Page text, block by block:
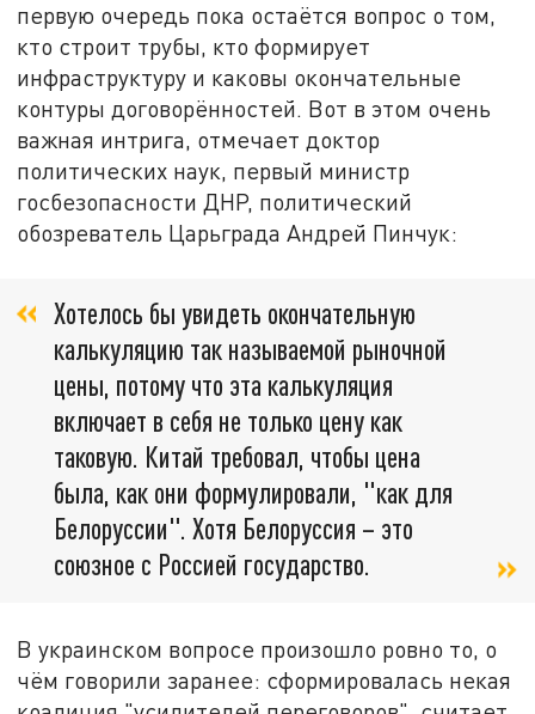
первую очередь пока остаётся вопрос о том,
кто строит трубы, кто формирует
инфраструктуру и каковы окончательные
контуры договорённостей. Вот в этом очень
важная интрига, отмечает доктор
политических наук, первый министр
госбезопасности ДНР, политический
обозреватель Царьграда Андрей Пинчук:
Хотелось бы увидеть окончательную
калькуляцию так называемой рыночной
цены, потому что эта калькуляция
включает в себя не только цену как
таковую. Китай требовал, чтобы цена
была, как они формулировали, "как для
Белоруссии". Хотя Белоруссия – это
союзное с Россией государство.
В украинском вопросе произошло ровно то, о
чём говорили заранее: сформировалась некая